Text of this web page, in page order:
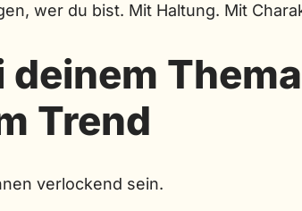
wer du bist. Mit Haltung. Mit
deinem
Trend
verlockend sein.